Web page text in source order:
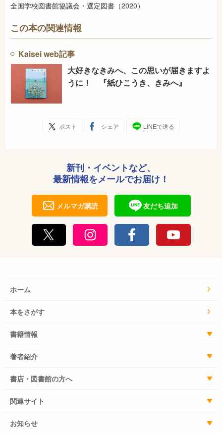
全国学校図書館協議会・選定図書（2020）
この本の関連情報
Kaisei web記事
大好きなきみへ、この思いが届きますよ
うに！ 『紙ひこうき、きみへ』
ポスト シェア LINEで送る
新刊・イベントなど、
最新情報をメールでお届け！
メルマガ購読 友だち追加
ホーム
本をさがす
書籍情報
著者紹介
書店・図書館の方へ
関連サイト
お知らせ